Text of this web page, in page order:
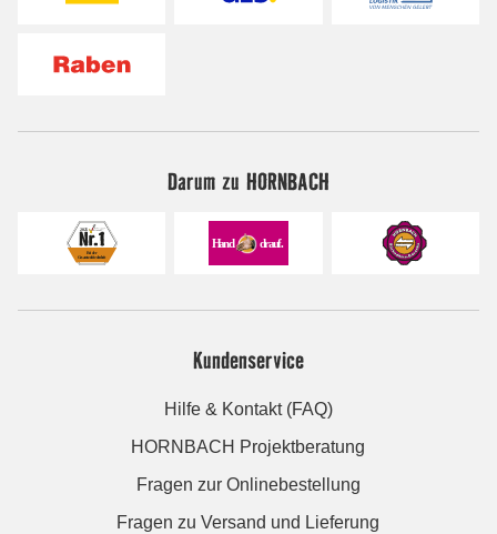
Darum zu HORNBACH
Kundenservice
Hilfe & Kontakt (FAQ)
HORNBACH Projektberatung
Fragen zur Onlinebestellung
Fragen zu Versand und Lieferung